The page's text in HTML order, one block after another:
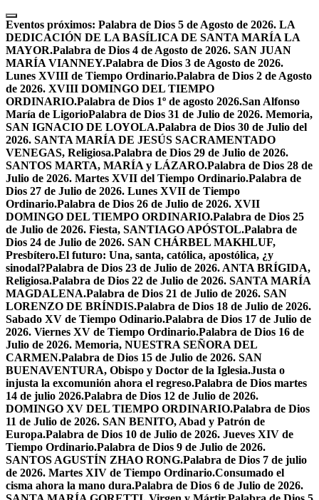
Skip
to
content
Eventos próximos: Palabra de Dios 5 de Agosto de 2026. LA
DEDICACIÓN DE LA BASÍLICA DE SANTA MARÍA LA
MAYOR.Palabra de Dios 4 de Agosto de 2026. SAN JUAN
MARÍA VIANNEY.Palabra de Dios 3 de Agosto de 2026.
Lunes XVIII de Tiempo Ordinario.Palabra de Dios 2 de Agosto
de 2026. XVIII DOMINGO DEL TIEMPO
ORDINARIO.Palabra de Dios 1º de agosto 2026.San Alfonso
María de LigorioPalabra de Dios 31 de Julio de 2026. Memoria,
SAN IGNACIO DE LOYOLA.Palabra de Dios 30 de Julio del
2026. SANTA MARÍA DE JESÚS SACRAMENTADO
VENEGAS, Religiosa.Palabra de Dios 29 de Julio de 2026.
SANTOS MARTA, MARÍA y LÁZARO.Palabra de Dios 28 de
Julio de 2026. Martes XVII del Tiempo Ordinario.Palabra de
Dios 27 de Julio de 2026. Lunes XVII de Tiempo
Ordinario.Palabra de Dios 26 de Julio de 2026. XVII
DOMINGO DEL TIEMPO ORDINARIO.Palabra de Dios 25
de Julio de 2026. Fiesta, SANTIAGO APÓSTOL.Palabra de
Dios 24 de Julio de 2026. SAN CHÁRBEL MAKHLUF,
Presbítero.El futuro: Una, santa, católica, apostólica, ¿y
sinodal?Palabra de Dios 23 de Julio de 2026. ANTA BRÍGIDA,
Religiosa.Palabra de Dios 22 de Julio de 2026. SANTA MARÍA
MAGDALENA.Palabra de Dios 21 de Julio de 2026. SAN
LORENZO DE BRÍNDIS.Palabra de Dios 18 de Julio de 2026.
Sabado XV de Tiempo Odinario.Palabra de Dios 17 de Julio de
2026. Viernes XV de Tiempo Ordinario.Palabra de Dios 16 de
Julio de 2026. Memoria, NUESTRA SEÑORA DEL
CARMEN.Palabra de Dios 15 de Julio de 2026. SAN
BUENAVENTURA, Obispo y Doctor de la Iglesia.Justa o
injusta la excomunión ahora el regreso.Palabra de Dios martes
14 de julio 2026.Palabra de Dios 12 de Julio de 2026.
DOMINGO XV DEL TIEMPO ORDINARIO.Palabra de Dios
11 de Julio de 2026. SAN BENITO, Abad y Patrón de
Europa.Palabra de Dios 10 de Julio de 2026. Jueves XIV de
Tiempo Ordinario.Palabra de Dios 9 de Julio de 2026.
SANTOS AGUSTÍN ZHAO RONG.Palabra de Dios 7 de julio
de 2026. Martes XIV de Tiempo Ordinario.Consumado el
cisma ahora la mano dura.Palabra de Dios 6 de Julio de 2026.